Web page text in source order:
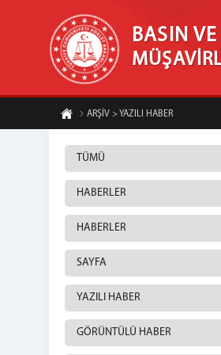
BASIN
ARŞİV > YAZILI HABER
TÜMÜ
HABERLER
HABERLER
SAYFA
YAZILI HABER
GÖRÜNTÜLÜ HABER